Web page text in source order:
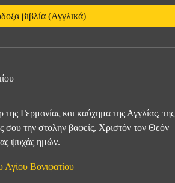
βιβλία (Αγγλικά)
Γερμανίας και καύχημα της Αγγλίας, της
σου την στολην βαφείς, Χριστόν τον Θεόν
ψυχάς ημών.
Αγίου Βονιφατίου